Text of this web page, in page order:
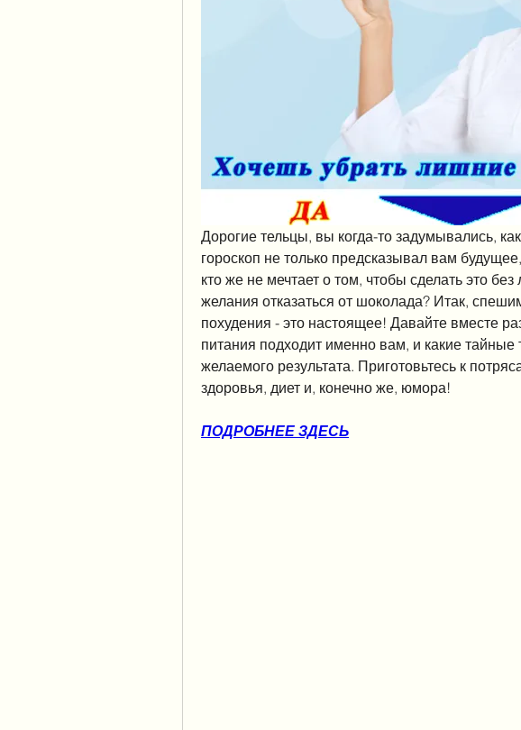
Дорогие тельцы, вы когда-то задумывались,
гороскоп не только предсказывал вам
кто же не мечтает о том, чтобы сделать это
желания отказаться от шоколада? Итак,
похудения - это настоящее! Давайте вместе
питания подходит именно вам, и какие тайные
желаемого результата. Приготовьтесь к
здоровья, диет и, конечно же, юмора!
ПОДРОБНЕЕ ЗДЕСЬ